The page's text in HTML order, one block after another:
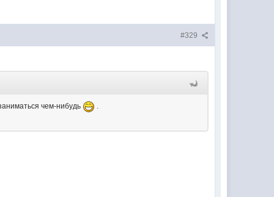
#329
чем-нибудь .